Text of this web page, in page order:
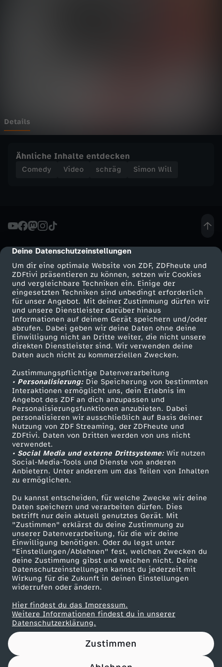
cmp-dialog-description
Deine Datenschutzeinstellungen
Um dir eine optimale Website von ZDF, ZDFheute und
ZDFtivi präsentieren zu können, setzen wir Cookies
und vergleichbare Techniken ein. Einige der
eingesetzten Techniken sind unbedingt erforderlich
für unser Angebot. Mit deiner Zustimmung dürfen wir
und unsere Dienstleister darüber hinaus
Informationen auf deinem Gerät speichern und/oder
abrufen. Dabei geben wir deine Daten ohne deine
Einwilligung nicht an Dritte weiter, die nicht unsere
direkten Dienstleister sind. Wir verwenden deine
Daten auch nicht zu kommerziellen Zwecken.
Zustimmungspflichtige Datenverarbeitung
• Personalisierung:Die Speicherung von bestimmten
Interaktionen ermöglicht uns, dein Erlebnis im
Angebot des ZDF an dich anzupassen und
Personalisierungsfunktionen anzubieten. Dabei
personalisieren wir ausschließlich auf Basis deiner
Nutzung von ZDF Streaming, der ZDFheute und
ZDFtivi. Daten von Dritten werden von uns nicht
verwendet.
• Social Media und externe Drittsysteme:Wir nutzen
Social-Media-Tools und Dienste von anderen
Anbietern. Unter anderem um das Teilen von Inhalten
zu ermöglichen.
Du kannst entscheiden, für welche Zwecke wir deine
Daten speichern und verarbeiten dürfen. Dies
betrifft nur dein aktuell genutztes Gerät. Mit
"Zustimmen" erklärst du deine Zustimmung zu
unserer Datenverarbeitung, für die wir deine
Einwilligung benötigen. Oder du legst unter
"Einstellungen/Ablehnen" fest, welchen Zwecken du
deine Zustimmung gibst und welchen nicht. Deine
Datenschutzeinstellungen kannst du jederzeit mit
Wirkung für die Zukunft in deinen Einstellungen
widerrufen oder ändern.
Hier findest du das Impressum.
Weitere Informationen findest du in unserer
Datenschutzerklärung.
Zustimmen
S
E
U
N
D
L
E
T
Z
T
E
S
L
E
T
S
P
L
A
Y
Details
Ähnliche Inhalte entdecken
Comedy Video schräg Simon Will
Mehr ZDF
ZDF-Apps
Smart TV
ZDFtext
Livestreams
Sendungen A-Z
TV-Programm
Service
ZDFmitreden
Kontakt zum ZDF
Tickets
Zuschauerservice
Hilfe
ZDF Unternehmen
Karriere
ZDF goes Schule
Werbefernsehen
Mainzelmännchen
Partner